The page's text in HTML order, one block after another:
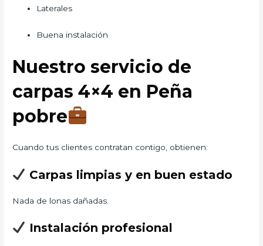
Laterales
Buena instalación
Nuestro servicio de
carpas 4×4 en Peña
pobre
Cuando tus clientes contratan contigo, obtienen:
Carpas limpias y en buen estado
Nada de lonas dañadas.
Instalación profesional